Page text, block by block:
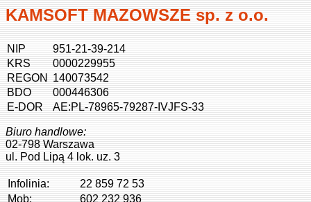
KAMSOFT MAZOWSZE sp. z o.o.
NIP
951-21-39-214
KRS
0000229955
REGON
140073542
BDO
000446306
E-DOR
AE:PL-78965-79287-IVJFS-33
Biuro handlowe:
02-798 Warszawa
ul. Pod Lipą 4 lok. uz. 3
Infolinia:
22 859 72 53
Mob:
602 232 936